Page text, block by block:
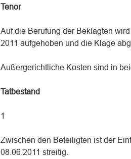
Tenor
Auf die Berufung der Beklagten
2011 aufgehoben und die Klage
Außergerichtliche Kosten sind in
Tatbestand
1
Zwischen den Beteiligten ist der
08.06.2011 streitig.